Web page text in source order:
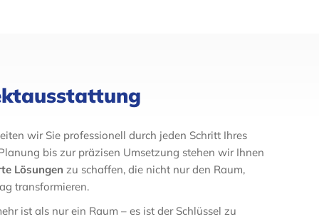
wir Sie professionell durch jeden Schritt Ihres
bis zur präzisen Umsetzung stehen wir Ihnen
Lösungen zu schaffen, die nicht nur den Raum,
transformieren.
ist als nur ein Raum – es ist der Schlüssel zu